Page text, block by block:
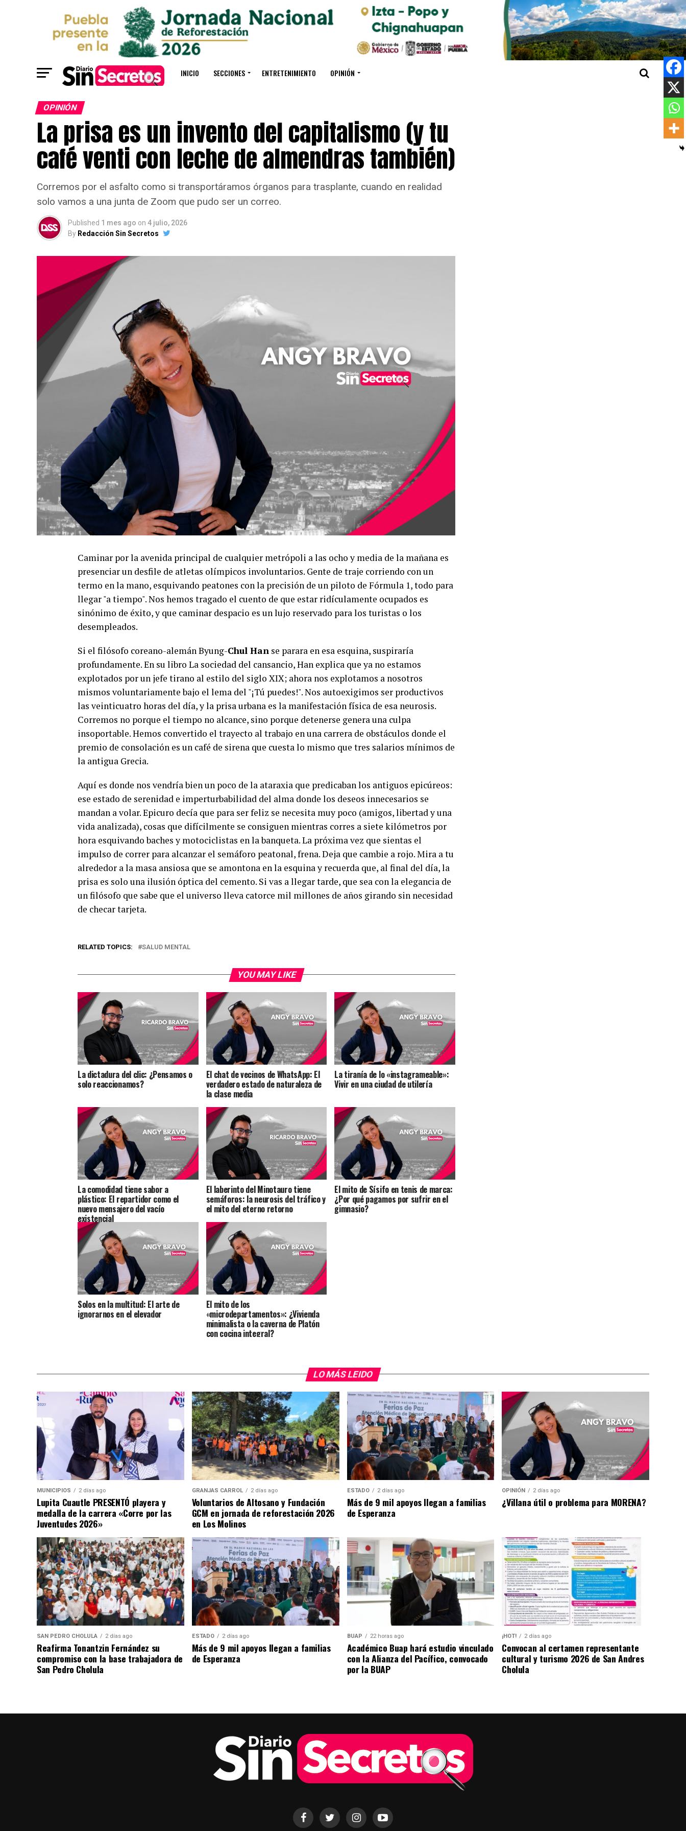
INICIO SECCIONES ENTRETENIMIENTO OPINIÓN
OPINIÓN
La prisa es un invento del capitalismo (y tu
café venti con leche de almendras también)
Corremos por el asfalto como si transportáramos órganos para trasplante, cuando en realidad
solo vamos a una junta de Zoom que pudo ser un correo.
Published 1 mes ago on 4 julio, 2026
By Redacción Sin Secretos
Caminar por la avenida principal de cualquier metrópoli a las ocho y media de la mañana es
presenciar un desfile de atletas olímpicos involuntarios. Gente de traje corriendo con un
termo en la mano, esquivando peatones con la precisión de un piloto de Fórmula 1, todo para
llegar "a tiempo". Nos hemos tragado el cuento de que estar ridículamente ocupados es
sinónimo de éxito, y que caminar despacio es un lujo reservado para los turistas o los
desempleados.
Si el filósofo coreano-alemán Byung-Chul Han se parara en esa esquina, suspiraría
profundamente. En su libro La sociedad del cansancio, Han explica que ya no estamos
explotados por un jefe tirano al estilo del siglo XIX; ahora nos explotamos a nosotros
mismos voluntariamente bajo el lema del "¡Tú puedes!". Nos autoexigimos ser productivos
las veinticuatro horas del día, y la prisa urbana es la manifestación física de esa neurosis.
Corremos no porque el tiempo no alcance, sino porque detenerse genera una culpa
insoportable. Hemos convertido el trayecto al trabajo en una carrera de obstáculos donde el
premio de consolación es un café de sirena que cuesta lo mismo que tres salarios mínimos de
la antigua Grecia.
Aquí es donde nos vendría bien un poco de la ataraxia que predicaban los antiguos epicúreos:
ese estado de serenidad e imperturbabilidad del alma donde los deseos innecesarios se
mandan a volar. Epicuro decía que para ser feliz se necesita muy poco (amigos, libertad y una
vida analizada), cosas que difícilmente se consiguen mientras corres a siete kilómetros por
hora esquivando baches y motociclistas en la banqueta. La próxima vez que sientas el
impulso de correr para alcanzar el semáforo peatonal, frena. Deja que cambie a rojo. Mira a tu
alrededor a la masa ansiosa que se amontona en la esquina y recuerda que, al final del día, la
prisa es solo una ilusión óptica del cemento. Si vas a llegar tarde, que sea con la elegancia de
un filósofo que sabe que el universo lleva catorce mil millones de años girando sin necesidad
de checar tarjeta.
RELATED TOPICS: SALUD MENTAL
YOU MAY LIKE
La dictadura del clic: ¿Pensamos o
solo reaccionamos?
El chat de vecinos de WhatsApp: El
verdadero estado de naturaleza de
la clase media
La tiranía de lo «instagrameable»:
Vivir en una ciudad de utilería
La comodidad tiene sabor a
plástico: El repartidor como el
nuevo mensajero del vacío
existencial
El laberinto del Minotauro tiene
semáforos: la neurosis del tráfico y
el mito del eterno retorno
El mito de Sísifo en tenis de marca:
¿Por qué pagamos por sufrir en el
gimnasio?
Solos en la multitud: El arte de
ignorarnos en el elevador
El mito de los
«microdepartamentos»: ¿Vivienda
minimalista o la caverna de Platón
con cocina integral?
LO MÁS LEIDO
MUNICIPIOS 2 días ago
Lupita Cuautle PRESENTÓ playera y
medalla de la carrera «Corre por las
Juventudes 2026»
GRANJAS CARROL 2 días ago
Voluntarios de Altosano y Fundación
GCM en jornada de reforestación 2026
en Los Molinos
ESTADO 2 días ago
Más de 9 mil apoyos llegan a familias
de Esperanza
OPINIÓN 2 días ago
¿Villana útil o problema para MORENA?
SAN PEDRO CHOLULA 2 días ago
Reafirma Tonantzin Fernández su
compromiso con la base trabajadora de
San Pedro Cholula
ESTADO 2 días ago
Más de 9 mil apoyos llegan a familias
de Esperanza
BUAP 22 horas ago
Académico Buap hará estudio vinculado
con la Alianza del Pacífico, convocado
por la BUAP
¡HOT! 2 días ago
Convocan al certamen representante
cultural y turismo 2026 de San Andres
Cholula